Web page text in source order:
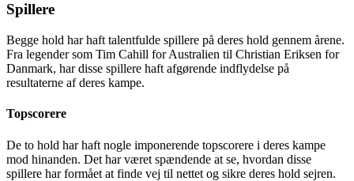
Spillere
Begge hold har haft talentfulde spillere på deres hold gennem årene.
Fra legender som Tim Cahill for Australien til Christian Eriksen for
Danmark, har disse spillere haft afgørende indflydelse på
resultaterne af deres kampe.
Topscorere
De to hold har haft nogle imponerende topscorere i deres kampe
mod hinanden. Det har været spændende at se, hvordan disse
spillere har formået at finde vej til nettet og sikre deres hold sejren.